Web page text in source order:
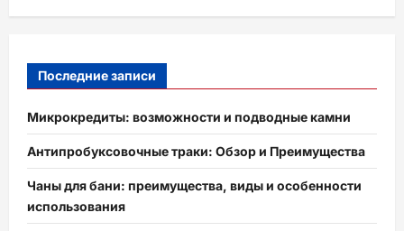
Последние записи
Микрокредиты: возможности и подводные камни
Антипробуксовочные траки: Обзор и Преимущества
Чаны для бани: преимущества, виды и особенности
использования